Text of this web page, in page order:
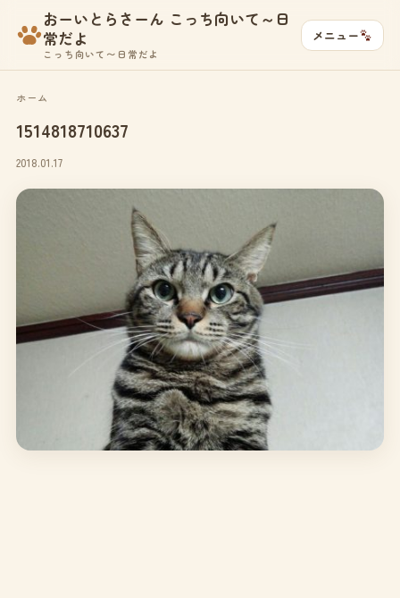
おーいとらさーん こっち向いて～日
常だよ
こっち向いて〜日常だよ
メニュー
ホーム
1514818710637
2018.01.17